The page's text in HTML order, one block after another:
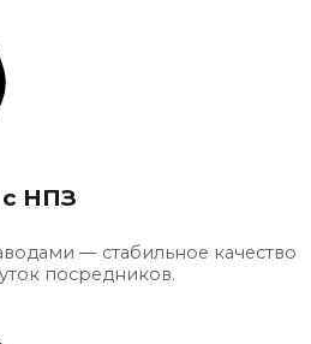
с НПЗ
— стабильное качество
посредников.